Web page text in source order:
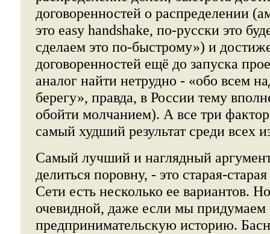
договоренностей о распределении
это easy handshake, по-русски это
сделаем это по-быстрому») и
договоренностей ещё до запуска
аналог найти нетрудно - «обо всем
берегу», правда, в России тему
обойти молчанием). А все три
самый худший результат среди всех
Самый лучший и наглядный
делиться поровну, - это старая-
Сети есть несколько ее вариантов.
очевидной, даже если мы придумаем
предпринимательскую историю.